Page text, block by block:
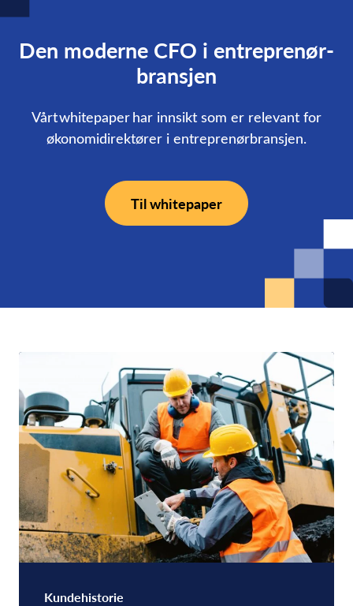
Den moderne CFO i entreprenør­
bransjen
Vårt whitepaper har innsikt som er relevant for
økonomidirektører i entreprenørbransjen.
Til whitepaper
Kundehistorie